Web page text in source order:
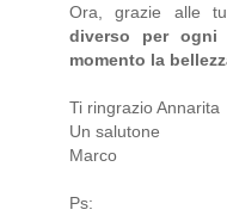
Ora, grazie alle
diverso per
momento la
Ti ringrazio Annarita
Un salutone
Marco
Ps: